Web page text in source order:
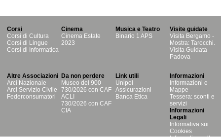
Corsi
Corsi di Cultura
Corsi di Lingue
Corsi di Informatica
Cinema
Cinema Estate
2023
Musica e Teatro
Binario 1 APS
Visite guidate
Visita Bergamo -
Mostra: Tarocchi.
Visita Guidata
Padova
Altre Associazioni
Arci Nazionale
Arci Servizio Civile
Federconsumatori
Da non perdere
Museo del 900
730/2026 con CAF
ACLI
730/2026 con CAF
CIA
Link utili
Unipol
Assicurazioni
Banca Etica
Informazioni
Informazioni e
Mappe
Tessera: sconti e
servizi
Informazioni
Legali
Informativa sui
Cookies
Informativa sulla